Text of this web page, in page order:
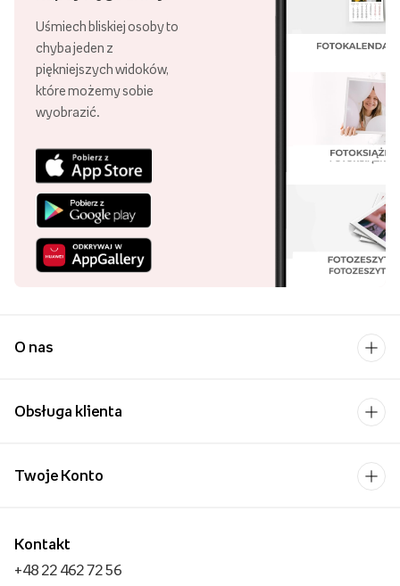
Uśmiech bliskiej osoby to
chyba jeden z
piękniejszych widoków,
które możemy sobie
wyobrazić.
O nas
Obsługa klienta
Kontakt
+48 22 462 72 56
Twoje Konto